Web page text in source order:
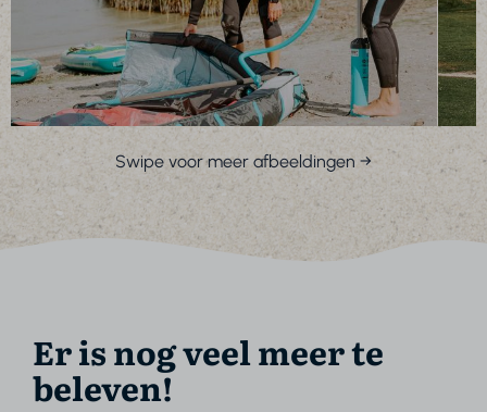
Swipe voor meer afbeeldingen →
Er is nog veel meer te
beleven!